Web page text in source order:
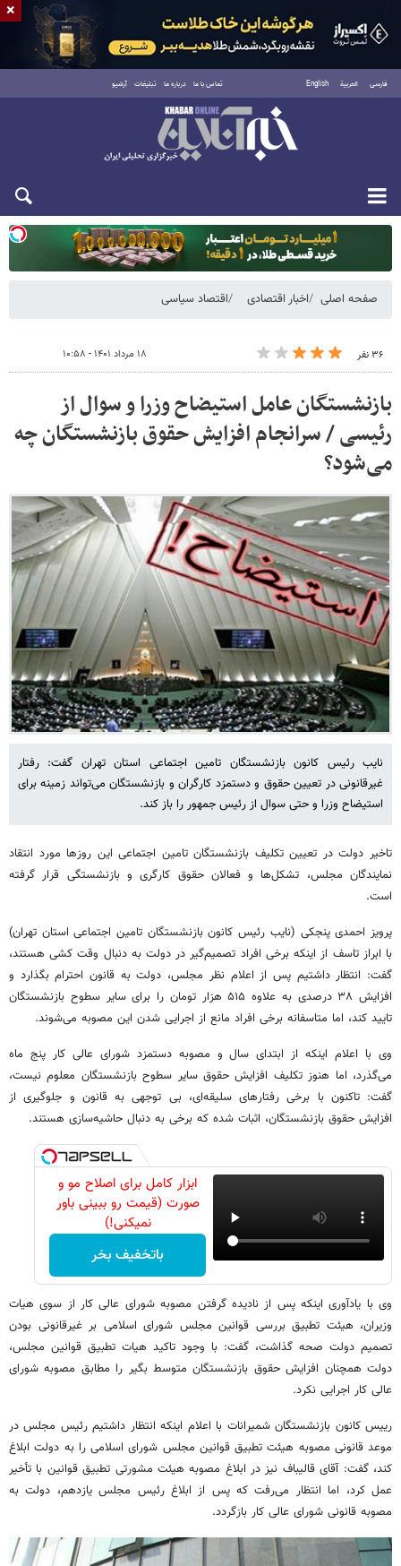
فارسی العربية English تماس با ما درباره ما تبلیغات آرشیو
یکشنبه ۱۸ مرداد ۱۴۰۵
صفحه اصلی اخبار اقتصادی اقتصاد سیاسی
۳۶ نفر ۱۸ مرداد ۱۴۰۱ - ۱۰:۵۸
بازنشستگان عامل استیضاح وزرا و سوال از
رئیسی / سرانجام افزایش حقوق بازنشستگان چه
می‌شود؟
نایب رئیس کانون بازنشستگان تامین اجتماعی استان تهران گفت: رفتار
غیرقانونی در تعیین حقوق و دستمزد کارگران و بازنشستگان می‌تواند زمینه برای
استیضاح وزرا و حتی سوال از رئیس جمهور را باز کند.
تاخیر دولت در تعیین تکلیف بازنشستگان تامین اجتماعی این روزها مورد انتقاد
نمایندگان مجلس، تشکل‌ها و فعالان حقوق کارگری و بازنشستگی‌ قرار گرفته
است.
پرویز احمدی پنجکی (نایب رئیس کانون بازنشستگان تامین اجتماعی استان تهران)
با ابراز تاسف از اینکه برخی افراد تصمیم‌گیر در دولت به دنبال وقت کشی هستند،
گفت: انتظار داشتیم پس از اعلام نظر مجلس، دولت به قانون احترام بگذارد و
افزایش ۳۸ درصدی به علاوه ۵۱۵ هزار تومان را برای سایر سطوح بازنشستگان
تایید کند، اما متاسفانه برخی افراد مانع از اجرایی شدن این مصوبه می‌شوند.
وی با اعلام اینکه از ابتدای سال و مصوبه دستمزد شورای عالی کار پنج ماه
می‌گذرد، اما هنوز تکلیف افزایش حقوق سایر سطوح بازنشستگان معلوم نیست،
گفت: تاکنون با برخی رفتارهای سلیقه‌ای، بی توجهی به قانون و جلوگیری از
افزایش حقوق بازنشستگان، اثبات شده که برخی به دنبال حاشیه‌سازی هستند.
ابزار کامل برای اصلاح مو و
صورت (قیمت رو ببینی باور
نمیکنی!)
باتخفیف بخر
وی با یادآوری اینکه پس از نادیده گرفتن مصوبه شورای عالی کار از سوی هیات
وزیران، هیئت تطبیق بررسی قوانین مجلس شورای اسلامی بر غیرقانونی بودن
تصمیم دولت صحه گذاشت، گفت: با وجود تاکید هیات تطبیق قوانین مجلس،
دولت همچنان افزایش حقوق بازنشستگان متوسط بگیر را مطابق مصوبه شورای
عالی کار اجرایی نکرد.
رییس کانون بازنشستگان شمیرانات با اعلام اینکه انتظار داشتیم رئیس مجلس در
موعد قانونی مصوبه هیئت تطبیق قوانین مجلس شورای اسلامی را به دولت ابلاغ
کند، گفت: آقای قالیباف نیز در ابلاغ مصوبه هیئت مشورتی تطبیق قوانین با تأخیر
عمل کرد، اما انتظار می‌رفت که پس از ابلاغ رئیس مجلس یازدهم، دولت به
مصوبه قانونی شورای عالی کار بازگردد.
×